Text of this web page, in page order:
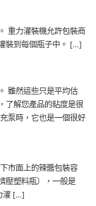
重力灌裝機允許包裝商
裝到每個瓶子中。 […]
雖然這些只是平均估
了解您產品的粘度是很
泵時，它也是一個很好
市面上的辣醬包裝容
壓塑料瓶），一般是
灌 […]